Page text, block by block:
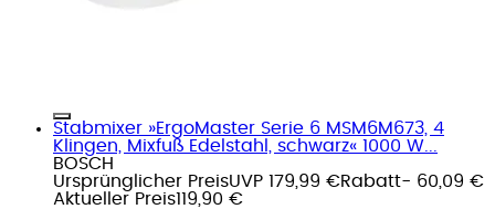
Stabmixer »ErgoMaster Serie 6 MSM6M673, 4
Klingen, Mixfuß Edelstahl, schwarz« 1000 W...
BOSCH
Ursprünglicher PreisUVP 179,99 €Rabatt- 60,09 €
Aktueller Preis119,90 €